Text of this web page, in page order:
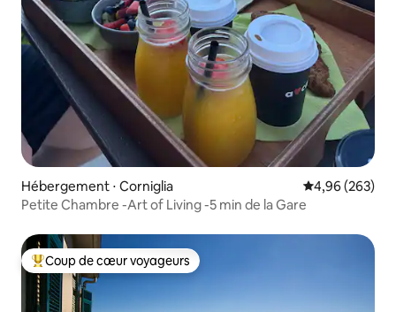
Hébergement ⋅ Corniglia Évaluation
4,96 (263)
Petite Chambre -Art of Living -5 min de la Gare
Coups de cœur voyageurs les plus appréciés
Coup de cœur voyageurs